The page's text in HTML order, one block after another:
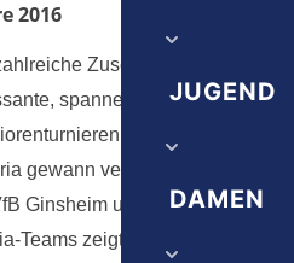
Herrn 1A
Herrn 1C
JUGEND
DAMEN
2016
Zuschauer in der
spannende, aber immer
gewann verdient das C-
Ginsheim und dem SV
Teams zeigten sich als gute